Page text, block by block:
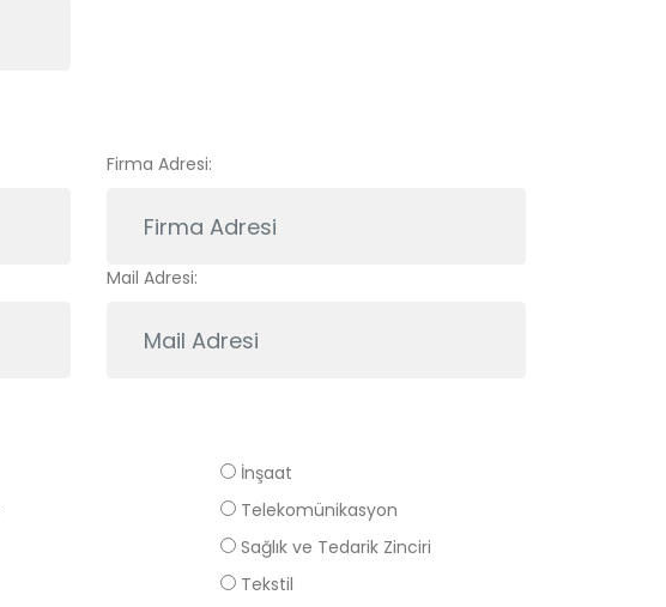
Firma Adresi:
Mail Adresi:
İnşaat
Telekomünikasyon
Sağlık ve Tedarik Zinciri
Tekstil